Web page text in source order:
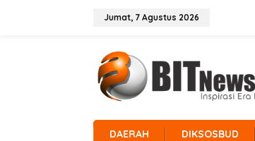
Jumat, 7 Agustus 2026
DAERAH DIKSOSBUD